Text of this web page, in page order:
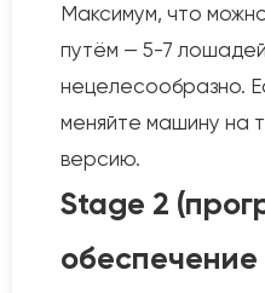
Максимум, что
путём — 5-7
нецелесообразно.
меняйте машину на
версию.
Stage 2
обеспечение